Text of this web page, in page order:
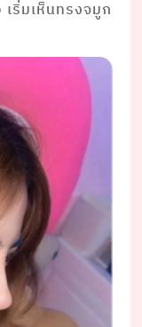
ริ่มเห็นทรงจมูก